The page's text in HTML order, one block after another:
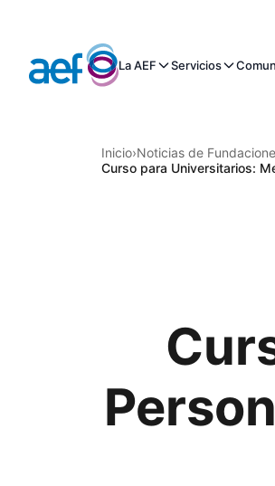
La AEF Servicios
Inicio›Noticias de
Curso para Universitarios: